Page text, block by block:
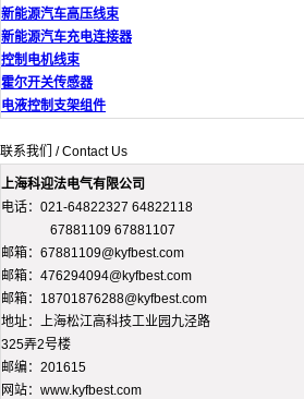
新能源汽车高压线束
新能源汽车充电连接器
控制电机线束
霍尔开关传感器
电液控制支架组件
联系我们 / Contact Us
上海科迎法电气有限公司
电话：021-64822327 64822118
67881109 67881107
邮箱：67881109@kyfbest.com
邮箱：476294094@kyfbest.com
邮箱：18701876288@kyfbest.com
地址：上海松江高科技工业园九泾路
325弄2号楼
邮编：201615
网站：www.kyfbest.com